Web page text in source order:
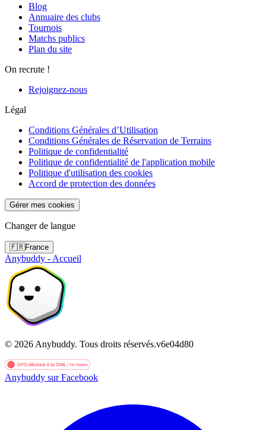
Blog
Annuaire des clubs
Tournois
Matchs publics
Plan du site
On recrute !
Rejoignez-nous
Légal
Conditions Générales d’Utilisation
Conditions Générales de Réservation de Terrains
Politique de confidentialité
Politique de confidentialité de l'application mobile
Politique d'utilisation des cookies
Accord de protection des données
Gérer mes cookies
Changer de langue
🇫🇷France
Anybuddy - Accueil
© 2026 Anybuddy. Tous droits réservés.v6e04d80
Anybuddy sur Facebook